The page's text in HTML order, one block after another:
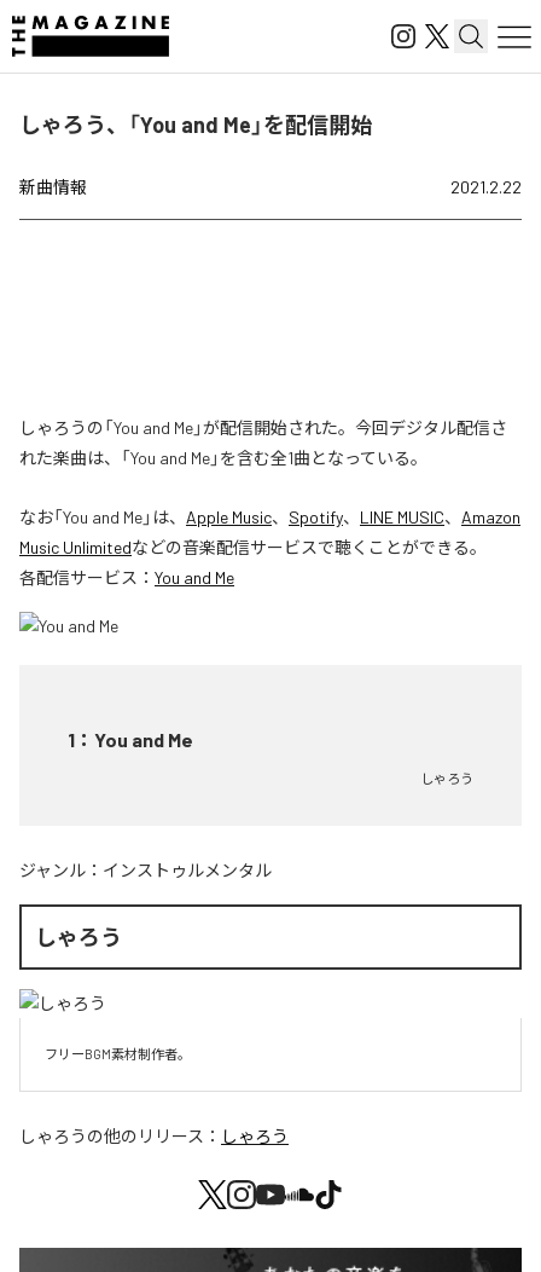
しゃろう、「You and Me」を配信開始
新曲情報 2021.2.22
しゃろうの「You and Me」が配信開始された。今回デジタル配信さ
れた楽曲は、「You and Me」を含む全1曲となっている。
なお「You and Me」は、 Apple Music、 Spotify、 LINE MUSIC、 Amazon
Music Unlimitedなどの音楽配信サービスで聴くことができる。
各配信サービス： You and Me
1 ： You and Me
しゃろう
ジャンル： インストゥルメンタル
しゃろう
フリーBGM素材制作者。
しゃろう の他のリリース： しゃろう